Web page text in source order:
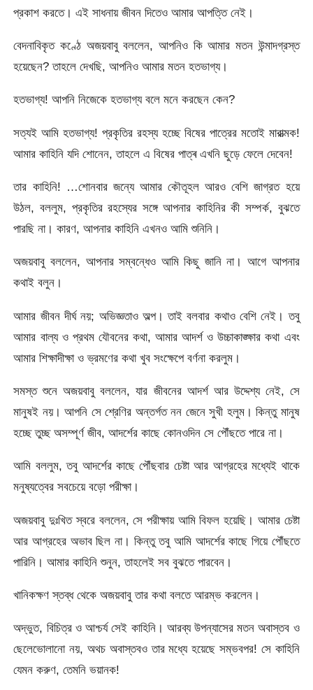
প্রকাশ করতে। এই সাধনায় জীবন দিতেও আমার আপত্তি নেই।
বেদনাবিকৃত কণ্ঠে অজয়বাবু বললেন, আপনিও কি আমার মতন উন্মাদগ্রস্ত
হয়েছেন? তাহলে দেখছি, আপনিও আমার মতন হতভাগ্য।
হতভাগ্য! আপনি নিজেকে হতভাগ্য বলে মনে করছেন কেন?
সত্যই আমি হতভাগ্য! প্রকৃতির রহস্য হচ্ছে বিষের পাত্রের মতোই মারাত্মক!
আমার কাহিনি যদি শোনেন, তাহলে এ বিষের পাত্ৰ এখনি ছুড়ে ফেলে দেবেন!
তার কাহিনি! …শোনবার জন্যে আমার কৌতূহল আরও বেশি জাগ্রত হয়ে
উঠল, বললুম, প্রকৃতির রহস্যের সঙ্গে আপনার কাহিনির কী সম্পর্ক, বুঝতে
পারছি না। কারণ, আপনার কাহিনি এখনও আমি শুনিনি।
অজয়বাবু বললেন, আপনার সম্বন্ধেও আমি কিছু জানি না। আগে আপনার
কথাই বলুন।
আমার জীবন দীর্ঘ নয়; অভিজ্ঞতাও অল্প। তাই বলবার কথাও বেশি নেই। তবু
আমার বাল্য ও প্রথম যৌবনের কথা, আমার আদর্শ ও উচ্চাকাঙ্ক্ষার কথা এবং
আমার শিক্ষাদীক্ষা ও ভ্রমণের কথা খুব সংক্ষেপে বর্ণনা করলুম।
সমস্ত শুনে অজয়বাবু বললেন, যার জীবনের আদর্শ আর উদ্দেশ্য নেই, সে
মানুষই নয়। আপনি সে শ্রেণির অন্তর্গত নন জেনে সুখী হলুম। কিন্তু মানুষ
হচ্ছে তুচ্ছ অসম্পূর্ণ জীব, আদর্শের কাছে কোনওদিন সে পৌঁছতে পারে না।
আমি বললুম, তবু আদর্শের কাছে পৌঁছবার চেষ্টা আর আগ্রহের মধ্যেই থাকে
মনুষ্যত্বের সবচেয়ে বড়ো পরীক্ষা।
অজয়বাবু দুঃখিত স্বরে বললেন, সে পরীক্ষায় আমি বিফল হয়েছি। আমার চেষ্টা
আর আগ্রহের অভাব ছিল না। কিন্তু তবু আমি আদর্শের কাছে গিয়ে পৌঁছতে
পারিনি। আমার কাহিনি শুনুন, তাহলেই সব বুঝতে পারবেন।
খানিকক্ষণ স্তব্ধ থেকে অজয়বাবু তার কথা বলতে আরম্ভ করলেন।
অদ্ভুত, বিচিত্র ও আশ্চর্য সেই কাহিনি। আরব্য উপন্যাসের মতন অবাস্তব ও
ছেলেভোলানো নয়, অথচ অবাস্তবও তার মধ্যে হয়েছে সম্ভবপর! সে কাহিনি
যেমন করুণ, তেমনি ভয়ানক!